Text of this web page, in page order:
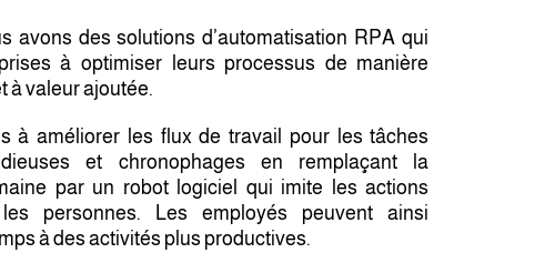
avons des solutions d’automatisation RPA qui
à optimiser leurs processus de manière
à valeur ajoutée.
à améliorer les flux de travail pour les tâches
et chronophages en remplaçant la
par un robot logiciel qui imite les actions
personnes. Les employés peuvent ainsi
à des activités plus productives.